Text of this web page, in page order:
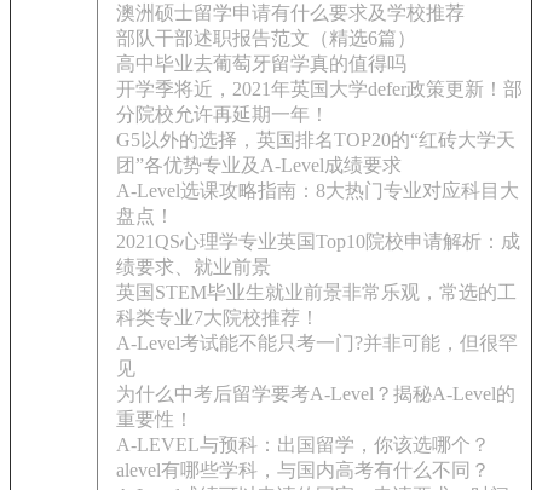
澳洲硕士留学申请有什么要求及学校推荐
部队干部述职报告范文（精选6篇）
高中毕业去葡萄牙留学真的值得吗
开学季将近，2021年英国大学defer政策更新！部
分院校允许再延期一年！
G5以外的选择，英国排名TOP20的“红砖大学天
团”各优势专业及A-Level成绩要求
A-Level选课攻略指南：8大热门专业对应科目大
盘点！
2021QS心理学专业英国Top10院校申请解析：成
绩要求、就业前景
英国STEM毕业生就业前景非常乐观，常选的工
科类专业7大院校推荐！
A-Level考试能不能只考一门?并非可能，但很罕
见
为什么中考后留学要考A-Level？揭秘A-Level的
重要性！
A-LEVEL与预科：出国留学，你该选哪个？
alevel有哪些学科，与国内高考有什么不同？